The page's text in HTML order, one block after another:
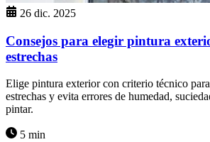
26 dic. 2025
Consejos para elegir pintura
estrechas
Elige pintura exterior con criterio técnico
estrechas y evita errores de humedad,
pintar.
5 min